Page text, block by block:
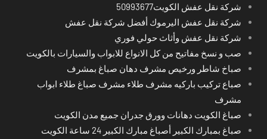
شركة نقل عفش الكويت50993677
شركة نقل عفش اليرموك أفضل شركة نقل عفش
شركة نقل عفش وأثاث حولي فوري
صب و نسخ مفاتيح من كل الانواع للابواب والسيارات بالكويت
صباخ شاطر ورخيص مشرف دهان صباغ بمشرف
صباع تركيب باركيه مشرف طلاء مشرف صباغ طلاء ابواب
مشرف
صباغ الكويت دهانات وورق جدران جميع مدن الكويت
صباغ بمبارك الكبير أصباغ مبارك الكبير 24 ساعة الكويت